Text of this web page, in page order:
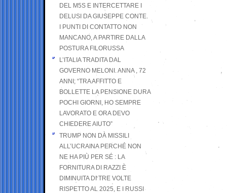
DEL M5S E INTERCETTARE I
DELUSI DA GIUSEPPE CONTE.
I PUNTI DI CONTATTO NON
MANCANO, A PARTIRE DALLA
POSTURA FILORUSSA
L’ITALIA TRADITA DAL
GOVERNO MELONI. ANNA , 72
ANNI; “TRA AFFITTO E
BOLLETTE LA PENSIONE DURA
POCHI GIORNI, HO SEMPRE
LAVORATO E ORA DEVO
CHIEDERE AIUTO”
TRUMP NON DÀ MISSILI
ALL’UCRAINA PERCHÉ NON
NE HA PIÙ PER SÉ : LA
FORNITURA DI RAZZI È
DIMINUITA DI TRE VOLTE
RISPETTO AL 2025, E I RUSSI